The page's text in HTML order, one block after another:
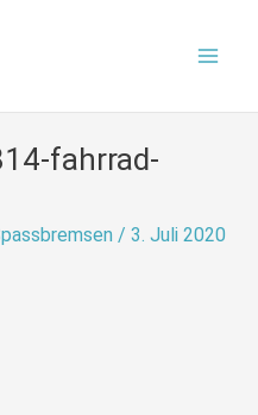
fahrrad-
/ 3. Juli 2020